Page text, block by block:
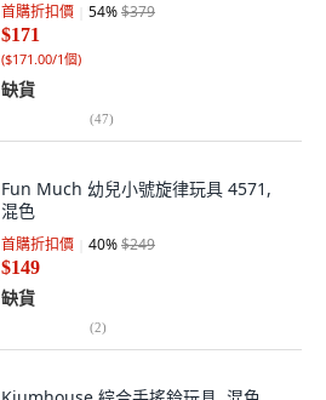
首購折扣價 54%$379
$171
($171.00/1個)
缺貨
(47)
Fun Much 幼兒小號旋律玩具 4571,
混色
首購折扣價 40%$249
$149
缺貨
(2)